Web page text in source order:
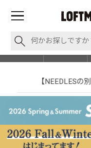
【NEEDLESの